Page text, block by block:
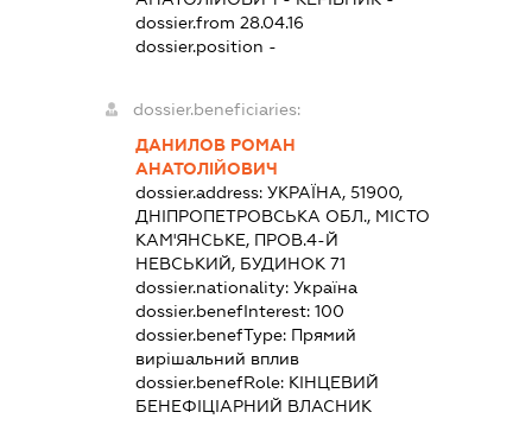
dossier.from 28.04.16
dossier.position -
dossier.beneficiaries:
ДАНИЛОВ РОМАН
АНАТОЛІЙОВИЧ
dossier.address: УКРАЇНА, 51900,
ДНІПРОПЕТРОВСЬКА ОБЛ., МІСТО
КАМ'ЯНСЬКЕ, ПРОВ.4-Й
НЕВСЬКИЙ, БУДИНОК 71
dossier.nationality: Україна
dossier.benefInterest: 100
dossier.benefType: Прямий
вирішальний вплив
dossier.benefRole: КІНЦЕВИЙ
БЕНЕФІЦІАРНИЙ ВЛАСНИК